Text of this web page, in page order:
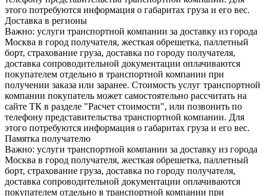
этого потребуются информация о габаритах груза и его вес.
Доставка в регионы
Важно: услуги транспортной компании за доставку из города
Москва в город получателя, жесткая обрешетка, паллетный
борт, страхование груза, доставка по городу получателя,
доставка сопроводительной документации оплачиваются
покупателем отдельно в транспортной компании при
получении заказа или заранее. Стоимость услуг транспортной
компании покупатель может самостоятельно рассчитать на
сайте ТК в разделе "Расчет стоимости", или позвонить по
телефону представительства транспортной компании. Для
этого потребуются информация о габаритах груза и его вес.
Памятка получателю
Важно: услуги транспортной компании за доставку из города
Москва в город получателя, жесткая обрешетка, паллетный
борт, страхование груза, доставка по городу получателя,
доставка сопроводительной документации оплачиваются
покупателем отдельно в транспортной компании при